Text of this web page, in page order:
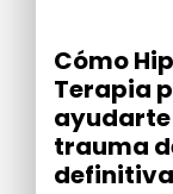
Cómo
Terapia
trauma
definitiva